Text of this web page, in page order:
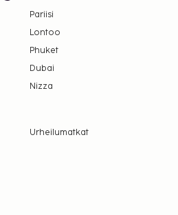
Pariisi
Lontoo
Phuket
Dubai
Nizza
Urheilumatkat